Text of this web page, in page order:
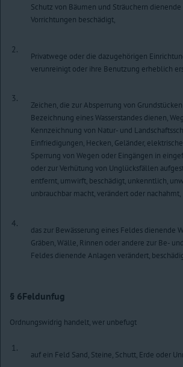
Schutz von Bäumen und Sträuchern
Vorrichtungen beschädigt,
2.
Privatwege oder die dazugehörigen
verunreinigt oder ihre Benutzung erheblich
3.
Zeichen, die zur Absperrung von
Bezeichnung eines Wasserstandes dienen,
Kennzeichnung von Natur- und
Einfriedigungen, Hecken, Geländer,
Sperrung von Wegen oder Eingängen in
oder zur Verhütung von Unglücksfällen
entfernt, umwirft, beschädigt, unkenntlich,
unbrauchbar macht, verändert oder nachahmt,
4.
das zur Bewässerung eines Feldes dienende
Gräben, Wälle, Rinnen oder andere zur Be-
Feldes dienende Anlagen verändert,
§ 6Feldunfug
Ordnungswidrig handelt, wer unbefugt
1.
auf ein Feld Sand, Steine, Schutt, Erde oder